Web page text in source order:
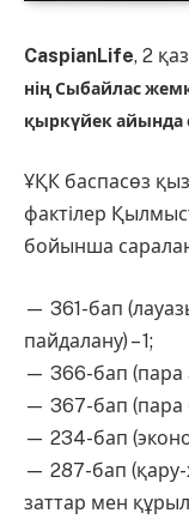
CaspianLife, 2
нің Сыбайлас
қыркүйек айында
ҰҚК баспасөз
фактілер
бойынша
— 361-бап
пайдалану) – 1;
— 366-бап (пара
— 367-бап (пара
— 234-бап
— 287-бап
заттар мен